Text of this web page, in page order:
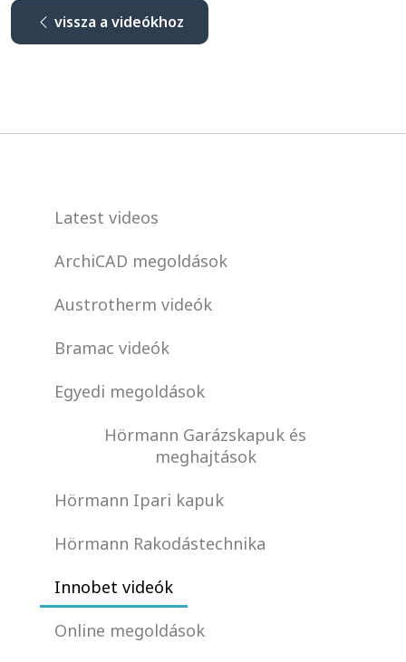
vissza a videókhoz
Latest videos
ArchiCAD megoldások
Austrotherm videók
Bramac videók
Egyedi megoldások
Hörmann Garázskapuk és
meghajtások
Hörmann Ipari kapuk
Hörmann Rakodástechnika
Innobet videók
Online megoldások